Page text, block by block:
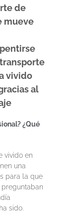
de
mueve
vivido
al
¿Qué
vivido en
una
para la que
sido.